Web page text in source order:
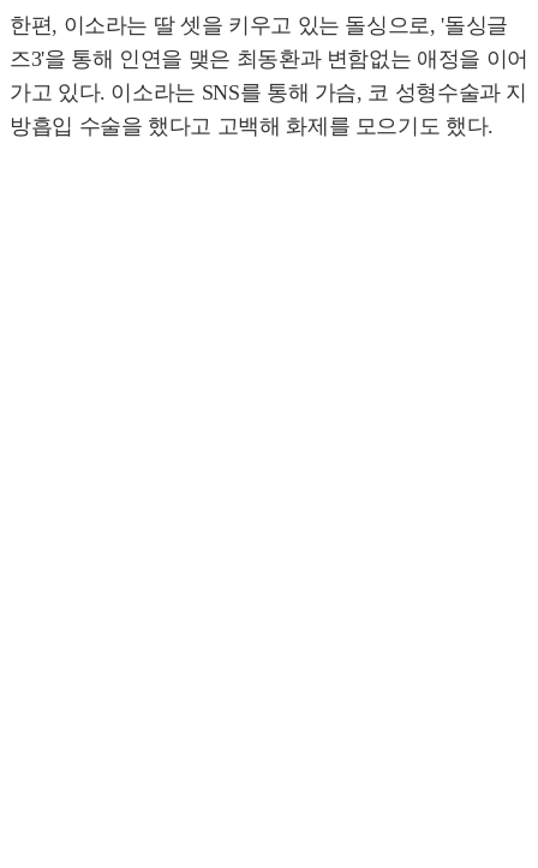
한편, 이소라는 딸 셋을 키우고 있는 돌싱으로, '돌싱글
즈3'을 통해 인연을 맺은 최동환과 변함없는 애정을 이어
가고 있다. 이소라는 SNS를 통해 가슴, 코 성형수술과 지
방흡입 수술을 했다고 고백해 화제를 모으기도 했다.